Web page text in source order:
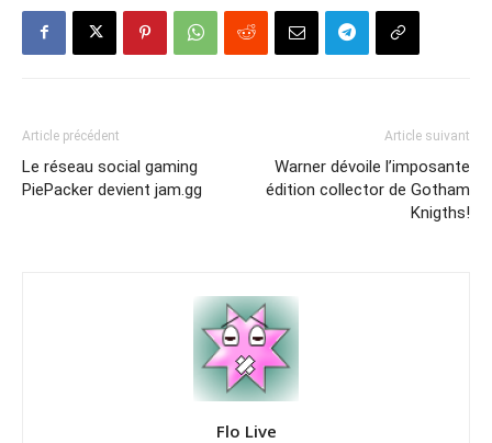
Article précédent
Le réseau social gaming
PiePacker devient jam.gg
Article suivant
Warner dévoile l’imposante
édition collector de Gotham
Knigths!
Flo Live